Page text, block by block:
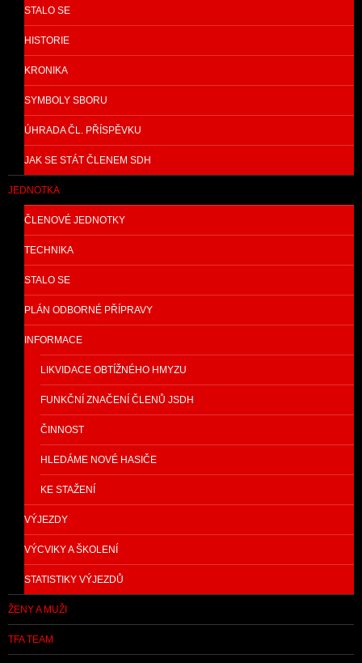
STALO SE
HISTORIE
KRONIKA
SYMBOLY SBORU
ÚHRADA ČL. PŘÍSPĚVKU
JAK SE STÁT ČLENEM SDH
JEDNOTKA
ČLENOVÉ JEDNOTKY
TECHNIKA
STALO SE
PLÁN ODBORNÉ PŘÍPRAVY
INFORMACE
LIKVIDACE OBTÍŽNÉHO HMYZU
FUNKČNÍ ZNAČENÍ ČLENŮ JSDH
ČINNOST
HLEDÁME NOVÉ HASIČE
KE STAŽENÍ
VÝJEZDY
VÝCVIKY A ŠKOLENÍ
STATISTIKY VÝJEZDŮ
ŽENY A MUŽI
TFA TEAM